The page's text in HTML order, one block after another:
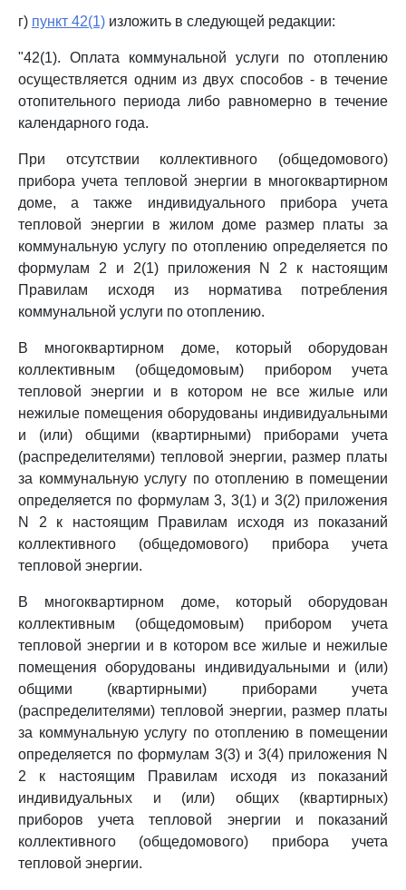
г) пункт 42(1) изложить в следующей редакции:
"42(1). Оплата коммунальной услуги по отоплению
осуществляется одним из двух способов - в течение
отопительного периода либо равномерно в течение
календарного года.
При отсутствии коллективного (общедомового)
прибора учета тепловой энергии в многоквартирном
доме, а также индивидуального прибора учета
тепловой энергии в жилом доме размер платы за
коммунальную услугу по отоплению определяется по
формулам 2 и 2(1) приложения N 2 к настоящим
Правилам исходя из норматива потребления
коммунальной услуги по отоплению.
В многоквартирном доме, который оборудован
коллективным (общедомовым) прибором учета
тепловой энергии и в котором не все жилые или
нежилые помещения оборудованы индивидуальными
и (или) общими (квартирными) приборами учета
(распределителями) тепловой энергии, размер платы
за коммунальную услугу по отоплению в помещении
определяется по формулам 3, 3(1) и 3(2) приложения
N 2 к настоящим Правилам исходя из показаний
коллективного (общедомового) прибора учета
тепловой энергии.
В многоквартирном доме, который оборудован
коллективным (общедомовым) прибором учета
тепловой энергии и в котором все жилые и нежилые
помещения оборудованы индивидуальными и (или)
общими (квартирными) приборами учета
(распределителями) тепловой энергии, размер платы
за коммунальную услугу по отоплению в помещении
определяется по формулам 3(3) и 3(4) приложения N
2 к настоящим Правилам исходя из показаний
индивидуальных и (или) общих (квартирных)
приборов учета тепловой энергии и показаний
коллективного (общедомового) прибора учета
тепловой энергии.